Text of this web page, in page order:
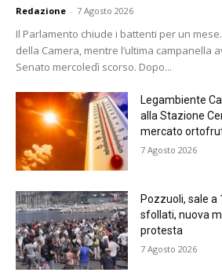
Redazione - 7 Agosto 2026
Il Parlamento chiude i battenti per un
della Camera, mentre l’ultima campanella
Senato mercoledì scorso. Dopo...
Legambiente
alla Stazione
mercato
7 Agosto 2026
Pozzuoli, sale a
sfollati, nuova
protesta
7 Agosto 2026